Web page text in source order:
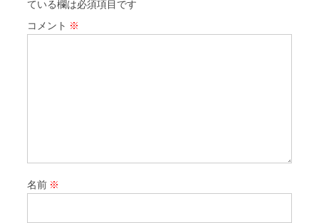
ている欄は必須項目です
コメント ※
名前 ※